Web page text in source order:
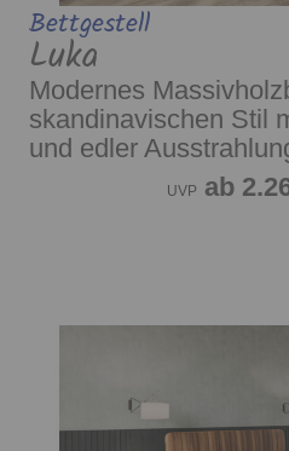
Bettgestell
Luka
Modernes
skandinavischen Stil
und edler
UVP ab